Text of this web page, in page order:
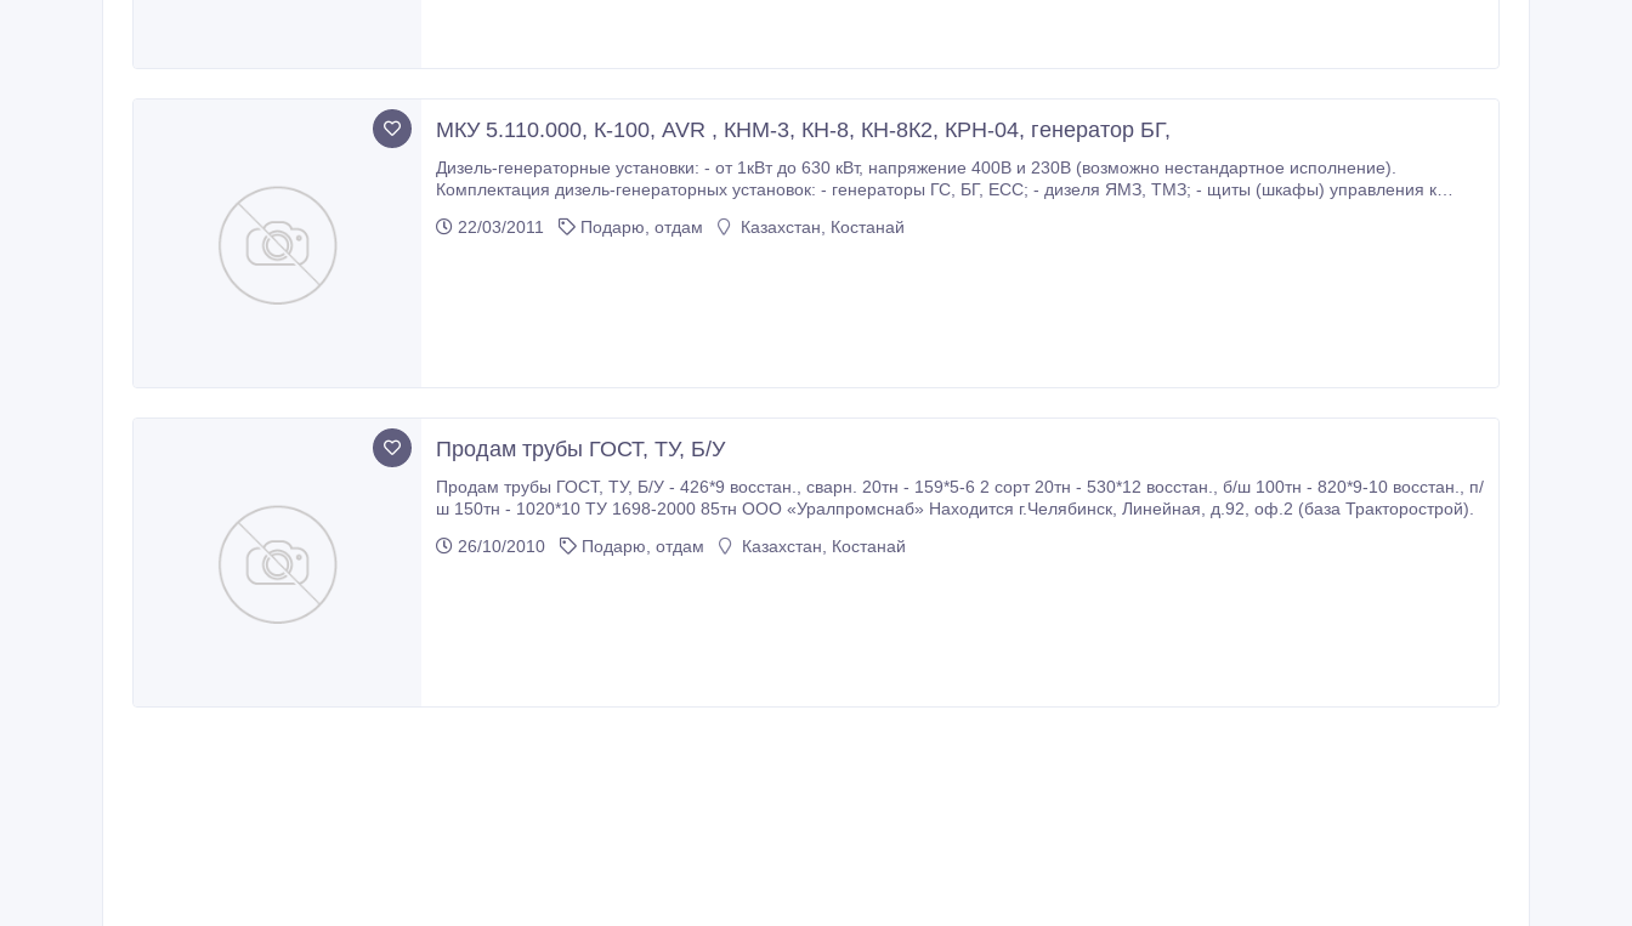
МКУ 5.110.000, К-100, AVR , КНМ-3, КН-8, КН-8К2, КРН-04, генератор БГ,
Дизель-генераторные установки: - от 1кВт до 630 кВт, напряжение 400В и 230В (возможно нестандартное исполнение).
Комплектация дизель-генераторных установок: - генераторы ГС, БГ, ЕСС; - дизеля ЯМЗ, ТМЗ; - щиты (шкафы) управления к
БКЧ, БЗН, КАР-1, К-100, К-200, БСВ-2, КРН-04, КРН-02, КРН-10, БКТС, БРН, AVR-12(20), AVR EA440, регулятор напряжения22/03/2011 Подарю, отдам Казахстан, Костанай
Продам трубы ГОСТ, ТУ, Б/У
Продам трубы ГОСТ, ТУ, Б/У - 426*9 восстан., сварн. 20тн - 159*5-6 2 сорт 20тн - 530*12 восстан., б/ш 100тн - 820*9-10 восстан., п/
ш 150тн - 1020*10 ТУ 1698-2000 85тн ООО «Уралпромснаб» Находится г.Челябинск, Линейная, д.92, оф.2 (база Тракторострой).
26/10/2010
Подарю, отдам Казахстан, Костанай